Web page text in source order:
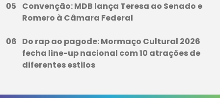
Convenção: MDB lança Teresa ao Senado e
Romero à Câmara Federal
Do rap ao pagode: Mormaço Cultural 2026
fecha line-up nacional com 10 atrações de
diferentes estilos